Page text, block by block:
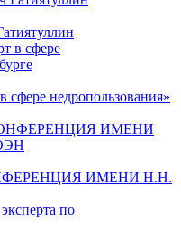
недропользования»
ИМЕНИ Н.Н.